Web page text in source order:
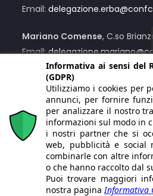
Email:
Mariano Comense, C.so
Email:
Menaggio, Via Lusardi, 55
Email:
Su appuntamento:Centro
Numero Unico: +39 031 2441
Informativa ai sensi del
(GDPR)
Utilizziamo i cookies per
annunci, per fornire
per analizzare il nostro
informazioni sul modo in
i nostri partner che si
web, pubblicità e social
combinarle con altre
o che hanno raccolto dal
Puoi trovare maggiori
nostra pagina Informativa